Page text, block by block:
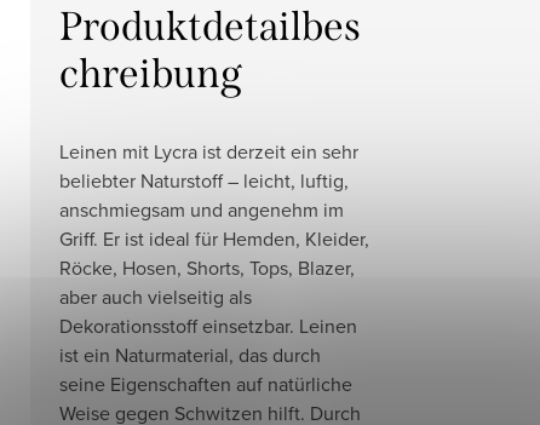
Produktdetailbes
chreibung
Leinen mit Lycra ist derzeit ein sehr
beliebter Naturstoff – leicht, luftig,
anschmiegsam und angenehm im
Griff. Er ist ideal für Hemden, Kleider,
Röcke, Hosen, Shorts, Tops, Blazer,
aber auch vielseitig als
Dekorationsstoff einsetzbar. Leinen
ist ein Naturmaterial, das durch
seine Eigenschaften auf natürliche
Weise gegen Schwitzen hilft. Durch